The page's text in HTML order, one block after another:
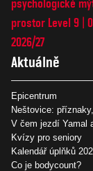
prostor Level 9
2026/27
Aktuálně
Epicentrum
Neštovice:
V čem jezdí Yamal
Kvízy pro seniory
Kalendář úplňků
Co je bodycount?